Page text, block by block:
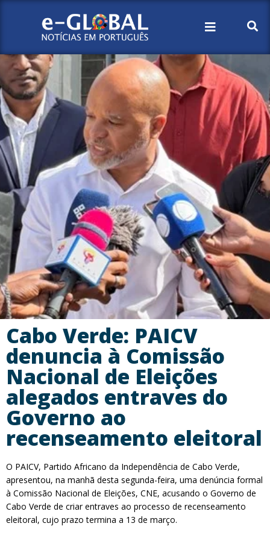
Cabo Verde: PAICV
denuncia à Comissão
Nacional de Eleições
alegados entraves do
Governo ao
recenseamento eleitoral
O PAICV, Partido Africano da Independência de Cabo Verde,
apresentou, na manhã desta segunda-feira, uma denúncia formal
à Comissão Nacional de Eleições, CNE, acusando o Governo de
Cabo Verde de criar entraves ao processo de recenseamento
eleitoral, cujo prazo termina a 13 de março.